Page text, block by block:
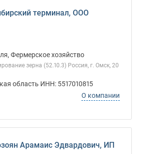
терминал, ООО
Фермерское хозяйство
зерна (52.10.3) Россия, г. Омск, 20
область ИНН: 5517010815
О компании
Арамаис Эдвардович, ИП